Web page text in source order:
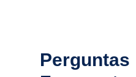
Perguntas